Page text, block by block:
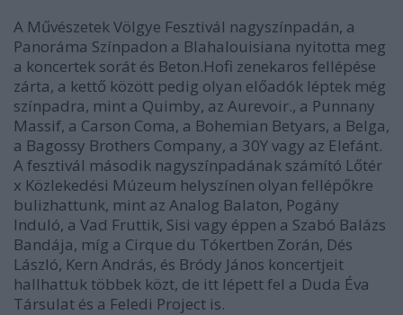
A Művészetek Völgye Fesztivál nagyszínpadán, a
Panoráma Színpadon a Blahalouisiana nyitotta meg
a koncertek sorát és Beton.Hofi zenekaros fellépése
zárta, a kettő között pedig olyan előadók léptek még
színpadra, mint a Quimby, az Aurevoir., a Punnany
Massif, a Carson Coma, a Bohemian Betyars, a Belga,
a Bagossy Brothers Company, a 30Y vagy az Elefánt.
A fesztivál második nagyszínpadának számító Lőtér
x Közlekedési Múzeum helyszínen olyan fellépőkre
bulizhattunk, mint az Analog Balaton, Pogány
Induló, a Vad Fruttik, Sisi vagy éppen a Szabó Balázs
Bandája, míg a Cirque du Tókertben Zorán, Dés
László, Kern András, és Bródy János koncertjeit
hallhattuk többek közt, de itt lépett fel a Duda Éva
Társulat és a Feledi Project is.